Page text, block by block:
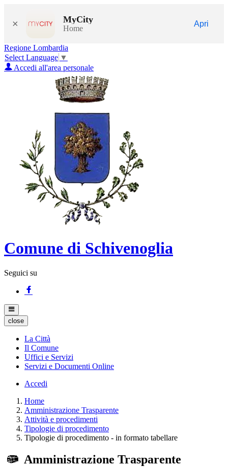
× MyCity
Home
Apri
Regione Lombardia
Select Language ▼
Accedi all'area personale
Comune di Schivenoglia
Seguici su
close
La Città
Il Comune
Uffici e Servizi
Servizi e Documenti Online
Accedi
Home
Amministrazione Trasparente
Attività e procedimenti
Tipologie di procedimento
Tipologie di procedimento - in formato tabellare
Amministrazione Trasparente